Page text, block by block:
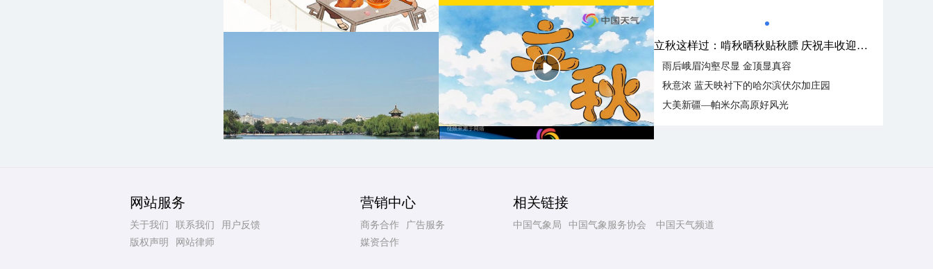
立秋这样过：啃秋晒秋贴秋膘 庆祝丰收迎秋来
雨后峨眉沟壑尽显 金顶显真容
秋意浓 蓝天映衬下的哈尔滨伏尔加庄园
大美新疆—帕米尔高原好风光
网站服务
关于我们 联系我们
用户反馈
版权声明
网站律师
营销中心
商务合作
广告服务
媒资合作
相关链接
中国气象局 中国气象服务协会 中国天气频道